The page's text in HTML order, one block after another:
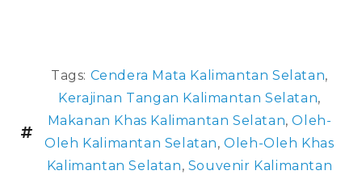
Tags: Cendera Mata Kalimantan Selatan,
Kerajinan Tangan Kalimantan Selatan,
Makanan Khas Kalimantan Selatan,Oleh-
Oleh Kalimantan Selatan,Oleh-Oleh Khas
Kalimantan Selatan, Souvenir Kalimantan